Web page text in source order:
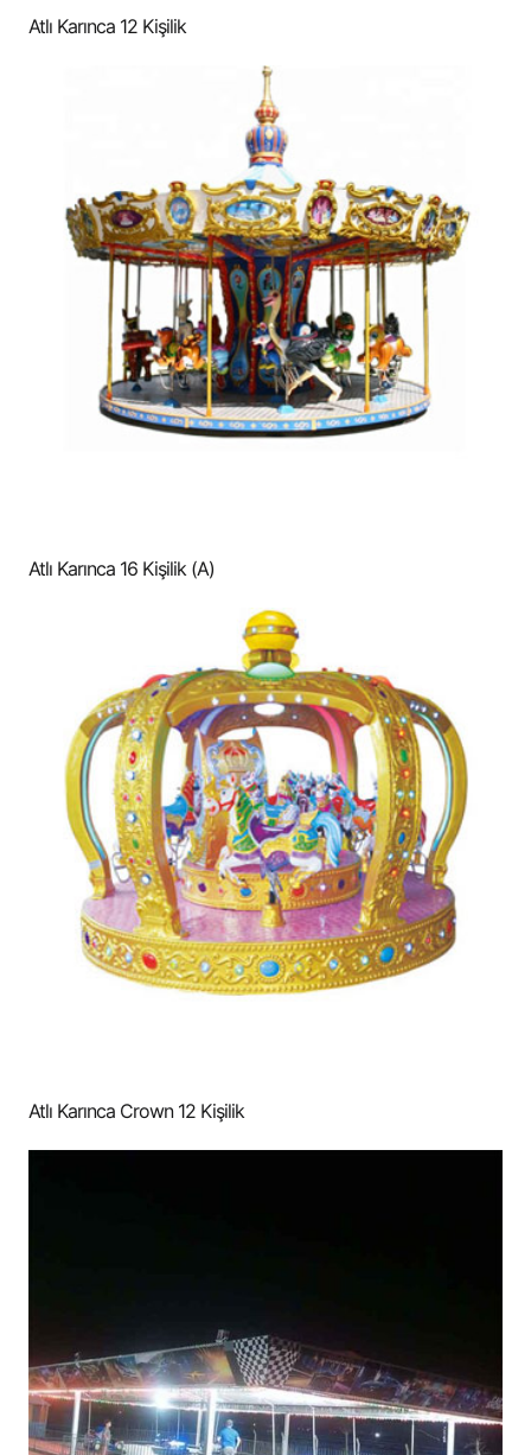
Atlı Karınca 12 Kişilik
Atlı Karınca 16 Kişilik (A)
Atlı Karınca Crown 12 Kişilik